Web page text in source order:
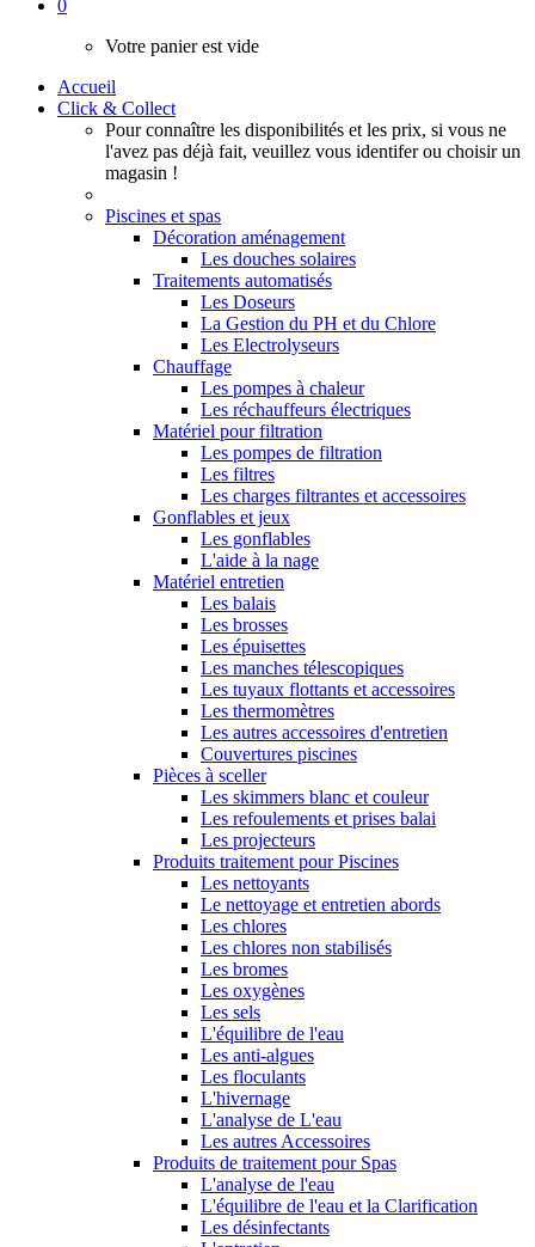
0
Votre panier est vide
Accueil
Click & Collect
Pour connaître les disponibilités et les prix, si vous ne
l'avez pas déjà fait, veuillez vous identifer ou choisir un
magasin !
Piscines et spas
Décoration aménagement
Les douches solaires
Traitements automatisés
Les Doseurs
La Gestion du PH et du Chlore
Les Electrolyseurs
Chauffage
Les pompes à chaleur
Les réchauffeurs électriques
Matériel pour filtration
Les pompes de filtration
Les filtres
Les charges filtrantes et accessoires
Gonflables et jeux
Les gonflables
L'aide à la nage
Matériel entretien
Les balais
Les brosses
Les épuisettes
Les manches télescopiques
Les tuyaux flottants et accessoires
Les thermomètres
Les autres accessoires d'entretien
Couvertures piscines
Pièces à sceller
Les skimmers blanc et couleur
Les refoulements et prises balai
Les projecteurs
Produits traitement pour Piscines
Les nettoyants
Le nettoyage et entretien abords
Les chlores
Les chlores non stabilisés
Les bromes
Les oxygènes
Les sels
L'équilibre de l'eau
Les anti-algues
Les floculants
L'hivernage
L'analyse de L'eau
Les autres Accessoires
Produits de traitement pour Spas
L'analyse de l'eau
L'équilibre de l'eau et la Clarification
Les désinfectants